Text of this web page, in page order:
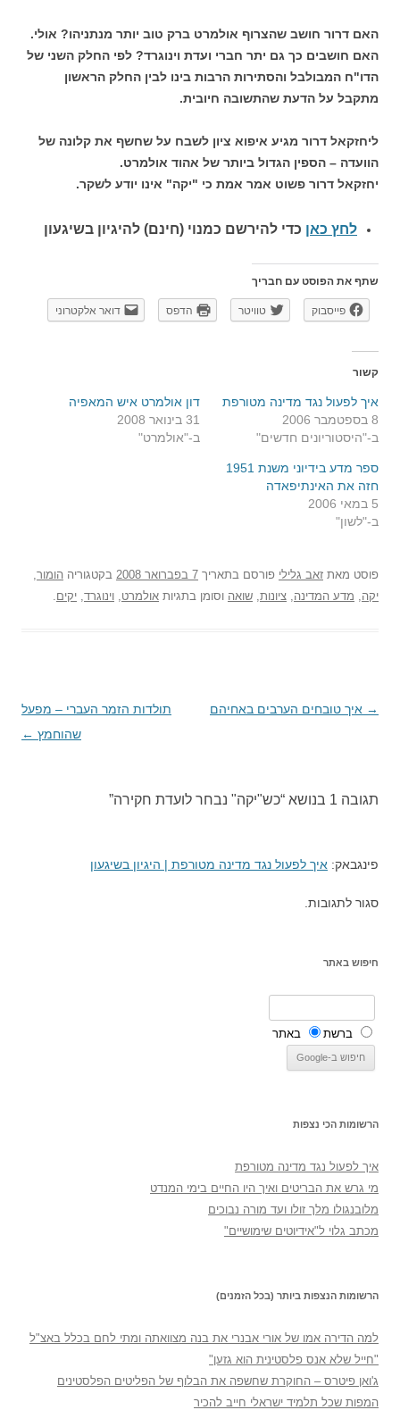
האם דרור חושב שהצרוף אולמרט ברק טוב יותר מנתניהו? אולי.
האם חושבים כך גם יתר חברי ועדת וינוגרד? לפי החלק השני של
הדו"ח המבולבל והסתירות הרבות בינו לבין החלק הראשון
מתקבל על הדעת שהתשובה חיובית.
ליחזקאל דרור מגיע איפוא ציון לשבח על שחשף את קלונה של
הוועדה – הספין הגדול ביותר של אהוד אולמרט.
יחזקאל דרור פשוט אמר אמת כי "יקה" אינו יודע לשקר.
לחץ כאן כדי להירשם כמנוי (חינם) להיגיון בשיגעון
שתף את הפוסט עם חבריך
פייסבוק טוויטר הדפס דואר אלקטרוני
קשור
איך לפעול נגד מדינה מטורפת
8 בספטמבר 2006
ב-"היסטוריונים חדשים"
דון אולמרט איש המאפיה
31 בינואר 2008
ב-"אולמרט"
ספר מדע בידיוני משנת 1951
חזה את האינתיפאדה
5 במאי 2006
ב-"לשון"
פוסט מאת זאב גלילי פורסם בתאריך 7 בפברואר 2008 בקטגוריה הומור
יקה
מדע המדינה ציונות שואה וסומן בתגיות אולמרט וינוגרד יקים
ניווט
→ איך טובחים הערבים באחיהם
תולדות הזמר העברי – מפעל
שהוחמץ ←
תגובה 1 בנושא “ כש"יקה" נבחר לועדת חקירה”
פינגבאק: איך לפעול נגד מדינה מטורפת | היגיון בשיגעון
סגור לתגובות.
חיפוש באתר
ברשת באתר
הרשומות הכי נצפות
איך לפעול נגד מדינה מטורפת
מי גרש את הבריטים ואיך היו החיים בימי המנדט
מלובנגולו מלך זולו ועד מורה נבוכים
מכתב גלוי ל"אידיוטים שימושיים"
הרשומות הנצפות ביותר (בכל הזמנים)
למה הדירה אמו של אורי אבנרי את בנה מצוואתה ומתי לחם בכלל באצ"ל
"חייל שלא אנס פלסטינית הוא גזען"
ג'ואן פיטרס – החוקרת שחשפה את הבלוף של הפליטים הפלסטינים
המפות שכל תלמיד ישראלי חייב להכיר